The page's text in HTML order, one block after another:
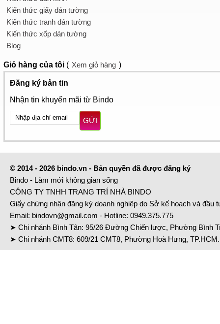
Kiến thức giấy dán tường
Kiến thức tranh dán tường
Kiến thức xốp dán tường
Blog
Giỏ hàng của tôi ( Xem giỏ hàng )
Đăng ký bản tin
Nhận tin khuyến mãi từ Bindo
GỬI
© 2014 - 2026 bindo.vn - Bản quyền đã được đăng ký
Bindo - Làm mới không gian sống
CÔNG TY TNHH TRANG TRÍ NHÀ BINDO
Giấy chứng nhận đăng ký doanh nghiệp do Sở kế hoạch và đầu
Email: bindovn@gmail.com - Hotline: 0949.375.775
➤ Chi nhánh Bình Tân: 95/26 Đường Chiến lược, Phường Bình
➤ Chi nhánh CMT8: 609/21 CMT8, Phường Hoà Hưng,